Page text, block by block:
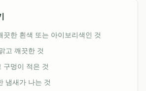
끗한 흰색 또는 아이보리색인 것
고 깨끗한 것
구멍이 적은 것
냄새가 나는 것